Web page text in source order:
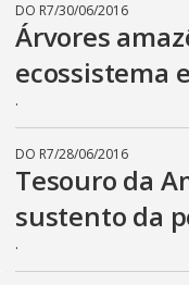
DO R7/30/06/2016
Árvores
ecossistema
.
DO R7/28/06/2016
Tesouro da
sustento da
.